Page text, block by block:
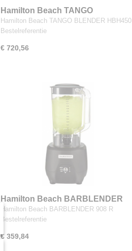
Hamilton Beach TANGO
BLENDER HBH450
Hamilton Beach TANGO BLENDER HBH450
Bestelreferentie
€ 720,56
Hamilton Beach BARBLENDER
908 R
Hamilton Beach BARBLENDER 908 R
Bestelreferentie
€ 359,84